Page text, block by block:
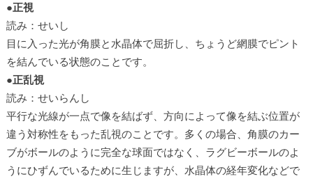
●正視
読み：せいし
目に入った光が角膜と水晶体で屈折し、ちょうど網膜でピント
を結んでいる状態のことです。
●正乱視
読み：せいらんし
平行な光線が一点で像を結ばず、方向によって像を結ぶ位置が
違う対称性をもった乱視のことです。多くの場合、角膜のカー
ブがボールのように完全な球面ではなく、ラグビーボールのよ
うにひずんでいるために生じますが、水晶体の経年変化などで